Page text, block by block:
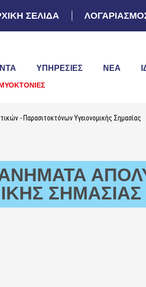
ΣΕΛΙΔΑ
ΥΠΗΡΕΣΊΕΣ ΝΈΑ
- Παρασιτοκτόνων Υγειονομικής Σημασίας
ΣΗΜΑΣΊΑΣ